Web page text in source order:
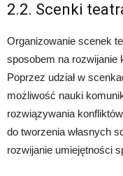
2.2. Scenki
Organizowanie scenek
sposobem na rozwijanie
Poprzez udział w
możliwość nauki
rozwiązywania
do tworzenia własnych
rozwijanie umiejętności